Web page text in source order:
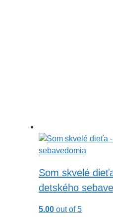
Som skvelé
detského
5.00 out of 5